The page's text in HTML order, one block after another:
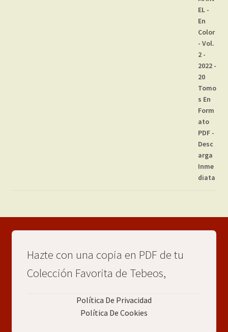
Hazte con una copia en PDF de tu
Colección Favorita de Tebeos,
Política De Privacidad
Política De Cookies